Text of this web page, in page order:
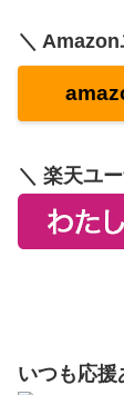
＼ Amazon
＼ 楽天ユ
いつも応援